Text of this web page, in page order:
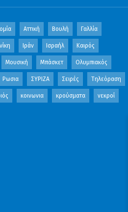
Αττική Βουλή Γαλλία
Ιράν Ισραήλ Καιρός
Μουσική Μπάσκετ Ολυμπιακός
Ρωσια ΣΥΡΙΖΑ Σειρές Τηλεόραση
κοινωνια κρούσματα νεκροί